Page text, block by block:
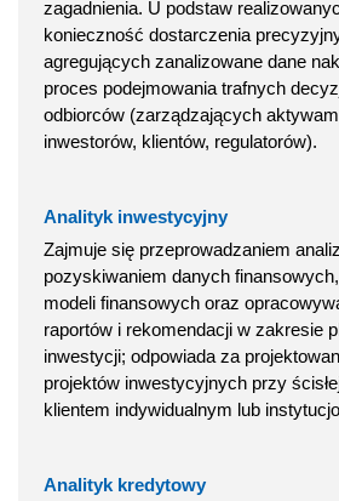
zagadnienia. U podstaw
konieczność dostarczenia
agregujących zanalizowane dane
proces podejmowania trafnych
odbiorców (zarządzających
inwestorów, klientów, regulatorów).
Analityk inwestycyjny
Zajmuje się przeprowadzaniem
pozyskiwaniem danych
modeli finansowych oraz
raportów i rekomendacji w zakresie
inwestycji; odpowiada za
projektów inwestycyjnych przy
klientem indywidualnym lub
Analityk kredytowy